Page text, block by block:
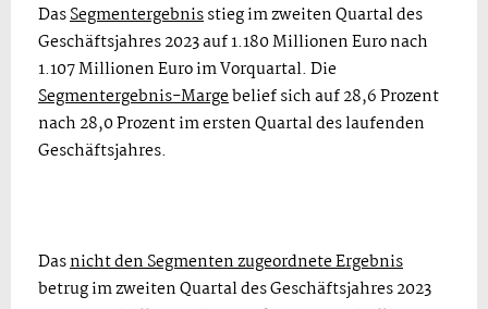
DasSegmentergebnisstieg im zweiten Quartal des
Geschäftsjahres 2023 auf 1.180 Millionen Euro nach
1.107 Millionen Euro im Vorquartal. Die
Segmentergebnis-Margebelief sich auf 28,6 Prozent
nach 28,0 Prozent im ersten Quartal des laufenden
Geschäftsjahres.
Dasnicht den Segmenten zugeordnete Ergebnis
betrug im zweiten Quartal des Geschäftsjahres 2023